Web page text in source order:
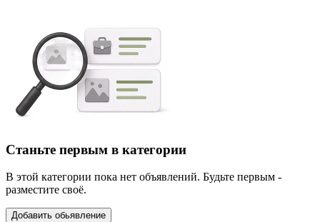
Станьте первым в категории
В этой категории пока нет объявлений. Будьте первым -
разместите своё.
Добавить обьявление